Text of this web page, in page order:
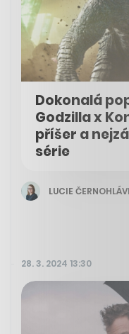
Dokonalá
Godzilla x
příšer a
série
LUCIE
28. 3. 2024 13:30